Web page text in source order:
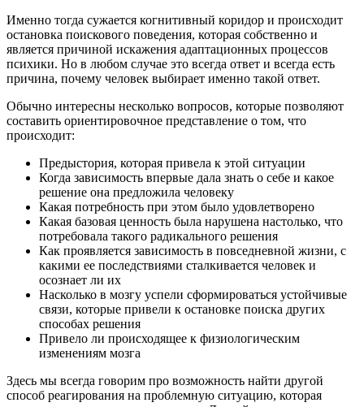
Именно тогда сужается когнитивный коридор и происходит
остановка поискового поведения, которая собственно и
является причиной искажения адаптационных процессов
психики. Но в любом случае это всегда ответ и всегда есть
причина, почему человек выбирает именно такой ответ.
Обычно интересны несколько вопросов, которые позволяют
составить ориентировочное представление о том, что
происходит:
Предыстория, которая привела к этой ситуации
Когда зависимость впервые дала знать о себе и какое
решение она предложила человеку
Какая потребность при этом было удовлетворено
Какая базовая ценность была нарушена настолько, что
потребовала такого радикального решения
Как проявляется зависимость в повседневной жизни, с
какими ее последствиями сталкивается человек и
осознает ли их
Насколько в мозгу успели сформироваться устойчивые
связи, которые привели к остановке поиска других
способах решения
Привело ли происходящее к физиологическим
изменениям мозга
Здесь мы всегда говорим про возможность найти другой
способ реагирования на проблемную ситуацию, которая